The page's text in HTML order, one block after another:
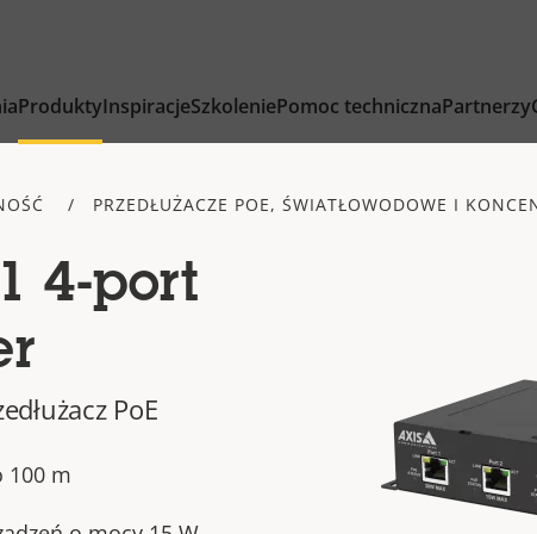
ProduktyInspiracjeSzkoleniePomoc technicznaPartnerzy
PRZEDŁUŻACZE POE, ŚWIATŁOWODOWE I
4-port
PoE
100 m